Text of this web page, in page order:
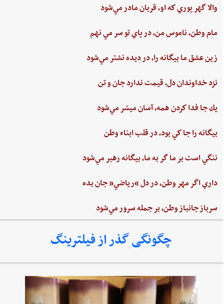
والا گهر پوري‌ كه او، قربان مادر مي‌شود
مام‌ وطن‌، ناموس‌ من‌، در پاي ‌تو سر مي نهم‌
زين‌ عشق‌ ما بيگانه را، در ديده ‌نشتر مي‌شود
نزد خداوندان دل،‌ قيمت‌ ندارد جان‌ و تن
يك جا فدا كردن‌ همه،‌ آسان ميسّر مي‌شود
بيگانه‌ را جا كي‌ بود، در قلب‌ ابناء وطن
ننگي ‌است ‌بر ما گر به ‌ما، بيگانه‌ رهبر مي‌شود
داري‌ اگر مهر وطن،‌ در دل‌ “رياضي”‌ جان ‌بده‌
سرباز جانباز وطن،‌ بر جمله سرور مي‌شود
چگونگی گذر از فیلترینگ